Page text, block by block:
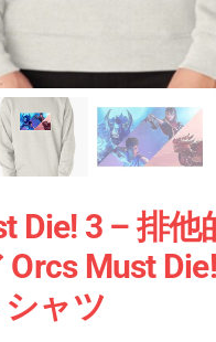
Die! 3 – 排他
Must
ャツ